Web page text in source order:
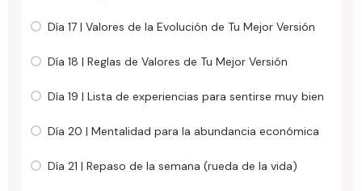
Día 17 | Valores de la Evolución de Tu Mejor Versión
Día 18 | Reglas de Valores de Tu Mejor Versión
Día 19 | Lista de experiencias para sentirse muy bien
Día 20 | Mentalidad para la abundancia económica
Día 21 | Repaso de la semana (rueda de la vida)